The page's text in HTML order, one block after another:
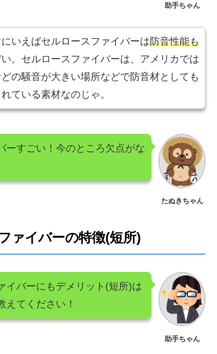
助手ちゃん
いえばセルロースファイバーは防音性能も
。セルロースファイバーは、アメリカでは
の騒音が大きい場所などで防音材としても
ている素材なのじゃ。
たぬきちゃん
ーすごい！今のところ欠点がな
ァイバーの特徴(短所)
助手ちゃん
イバーにもデメリット(短所)は
えてください！